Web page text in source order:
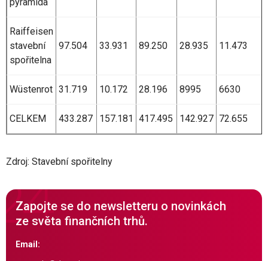
Raiffeisen
stavební
spořitelna
97.504 33.931 89.250 28.935 11.473
Wüstenrot 31.719 10.172 28.196 8995 6630
CELKEM 433.287 157.181 417.495 142.927 72.655
Zdroj: Stavební spořitelny
Zapojte se do newsletteru o novinkách
ze světa finančních trhů.
Email: